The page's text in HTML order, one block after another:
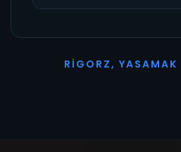
R I G O R Z, YASAMAK